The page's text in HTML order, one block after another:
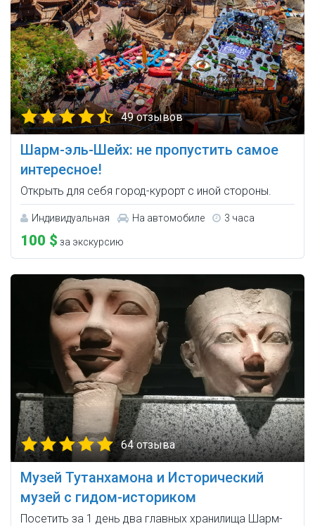
49 отзывов
Шарм-эль-Шейх: не пропустить самое
интересное!
Открыть для себя город-курорт с иной стороны.
Индивидуальная На автомобиле 3 часа
100 $ за экскурсию
64 отзыва
Музей Тутанхамона и Исторический
музей с гидом-историком
Посетить за 1 день два главных хранилища Шарм-